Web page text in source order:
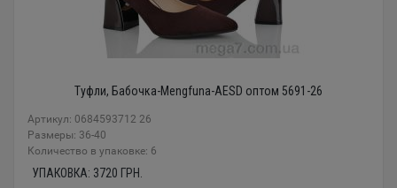
Туфли, Бабочка-Mengfuna-AESD оптом 5691-26
Артикул: 0684593712 26
Размеры: 36-40
Количество в упаковке: 6
УПАКОВКА: 3720 ГРН.